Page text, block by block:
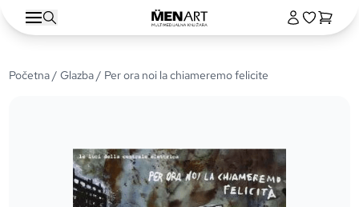
Početna/Glazba/ Per ora noi la chiameremo felicite